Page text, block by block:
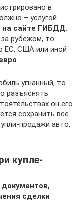
в
– услугой
на сайте ГИБДД.
рубежом, то
ЕС, США или иной
.
угнанный, то
разъяснять
он его
сохранить все
продажи авто,
купле-
сделки